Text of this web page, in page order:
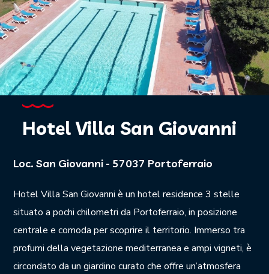
Hotel Villa San Giovanni
Loc. San Giovanni - 57037 Portoferraio
Hotel Villa San Giovanni è un hotel residence 3 stelle
situato a pochi chilometri da Portoferraio, in posizione
centrale e comoda per scoprire il territorio. Immerso tra
profumi della vegetazione mediterranea e ampi vigneti, è
circondato da un giardino curato che offre un’atmosfera